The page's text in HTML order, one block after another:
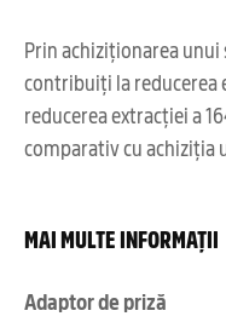
Prin achiziționarea
contribuiți la reducerea
reducerea extracției a
comparativ cu achiziția
MAI MULTE INFORMAȚII
Adaptor de priză